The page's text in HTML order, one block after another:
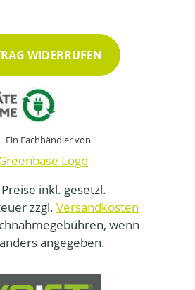
WIDERRUFEN
Ein Fachhändler von
inkl. gesetzl.
zzgl. Versandkosten
wenn
angegeben.